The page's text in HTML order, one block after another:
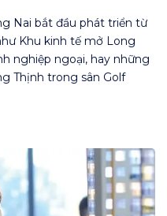
Nai bắt đầu phát triển từ
Khu kinh tế mở Long
nghiệp ngoại, hay những
Thịnh trong sân Golf